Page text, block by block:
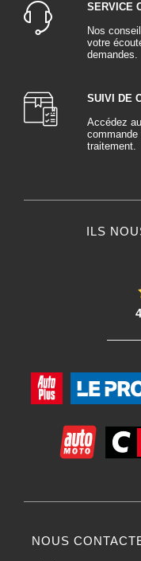
SERVICE
Nos
votre
demandes.
SUIVI DE
Accédez
traitement.
ILS
NOUS